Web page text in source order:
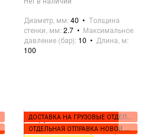
Диаметр, мм 40
Толщина
стенки, мм 2.7
Максимальное
давление (бар) 10
Длина, м
100
ДОСТАВКА НА ГРУЗОВЫЕ ОТДЕЛЕНИЯ
ОТДЕЛЬНАЯ ОТПРАВКА НОВОЙ ПОЧТОЙ